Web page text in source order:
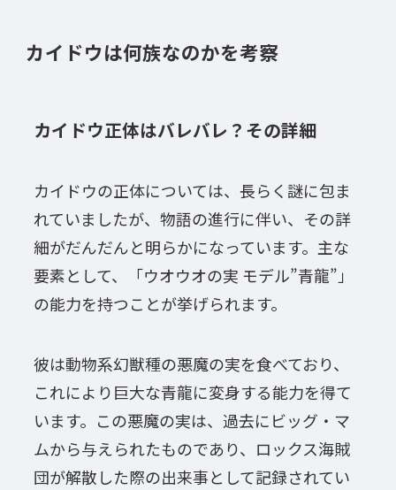
カイドウは何族なのかを考察
カイドウ正体はバレバレ？その詳細
カイドウの正体については、長らく謎に包ま
れていましたが、物語の進行に伴い、その詳
細がだんだんと明らかになっています。主な
要素として、「ウオウオの実 モデル”青龍”」
の能力を持つことが挙げられます。
彼は動物系幻獣種の悪魔の実を食べており、
これにより巨大な青龍に変身する能力を得て
います。この悪魔の実は、過去にビッグ・マ
ムから与えられたものであり、ロックス海賊
団が解散した際の出来事として記録されてい